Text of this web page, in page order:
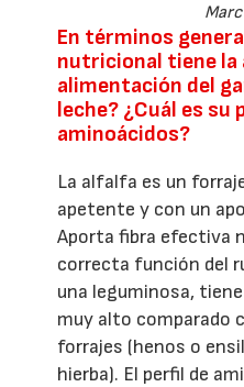
En términos
nutricional tiene la
alimentación del
leche? ¿Cuál es su
aminoácidos?
La alfalfa es un
apetente y con un
Aporta fibra efectiva
correcta función del
una leguminosa,
muy alto comparado
forrajes (henos o
hierba). El perfil de